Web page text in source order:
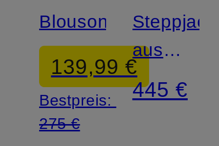
LAUREN
Blouson
139,99 €
Bestpreis:
275 €
LAUREN
aus
Cord
445 €